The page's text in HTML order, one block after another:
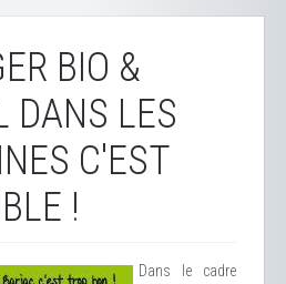
BIO &
DANS LES
C'EST
!
Dans le cadre